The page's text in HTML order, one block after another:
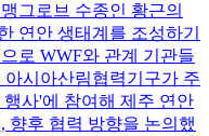
그로브 수종인 황근의
연안 생태계를 조성하기
로 WWF와 관계 기관들
시아산림협력기구가 주
사'에 참여해 제주 연안
향후 협력 방향을 논의했